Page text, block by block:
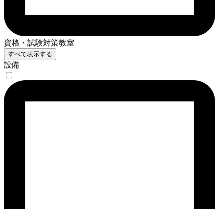
資格・試験対策教室
すべて表示する
設備